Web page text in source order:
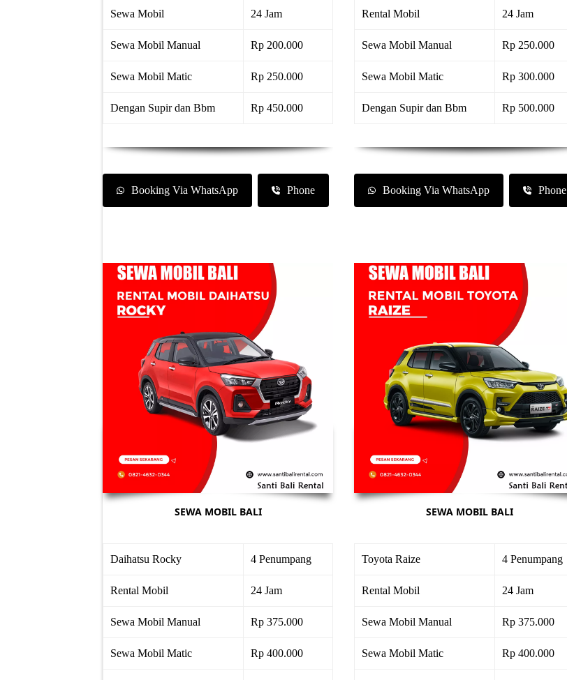
Sewa Mobil 24 Jam
Sewa Mobil Manual Rp 200.000
Sewa Mobil Matic Rp 250.000
Dengan Supir dan Bbm Rp 450.000
Booking Via WhatsApp Phone
Rental Mobil 24 Jam
Sewa Mobil Manual Rp 250.000
Sewa Mobil Matic Rp 300.000
Dengan Supir dan Bbm Rp 500.000
Booking Via WhatsApp Phone
SEWA MOBIL BALI
Daihatsu Rocky 4 Penumpang
Rental Mobil 24 Jam
Sewa Mobil Manual Rp 375.000
Sewa Mobil Matic Rp 400.000
SEWA MOBIL BALI
Toyota Raize 4 Penumpang
Rental Mobil 24 Jam
Sewa Mobil Manual Rp 375.000
Sewa Mobil Matic Rp 400.000